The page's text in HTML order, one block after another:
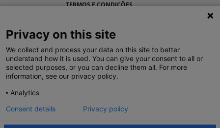
TERMOS E CONDIÇÕES
LEGRAND PORTUGAL
GRUPO LEGRAND NO MUNDO
Privacy on this site
We collect and process your data on this site to better
understand how it is used. You can give your consent to all or
selected purposes, or you can decline them all. For more
information, see our privacy policy.
Analytics
Consent details
Privacy policy